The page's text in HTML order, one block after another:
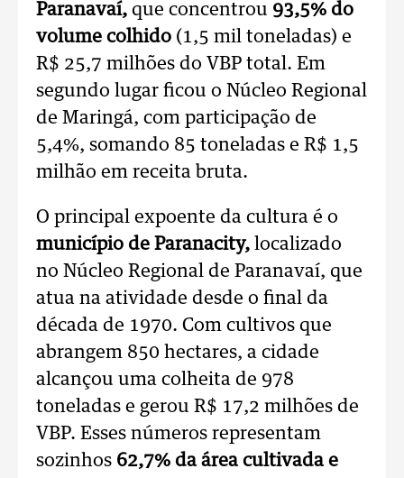
Paranavaí, que concentrou 93,5% do
volume colhido (1,5 mil toneladas) e
R$ 25,7 milhões do VBP total. Em
segundo lugar ficou o Núcleo Regional
de Maringá, com participação de
5,4%, somando 85 toneladas e R$ 1,5
milhão em receita bruta.
O principal expoente da cultura é o
município de Paranacity, localizado
no Núcleo Regional de Paranavaí, que
atua na atividade desde o final da
década de 1970. Com cultivos que
abrangem 850 hectares, a cidade
alcançou uma colheita de 978
toneladas e gerou R$ 17,2 milhões de
VBP. Esses números representam
sozinhos 62,7% da área cultivada e